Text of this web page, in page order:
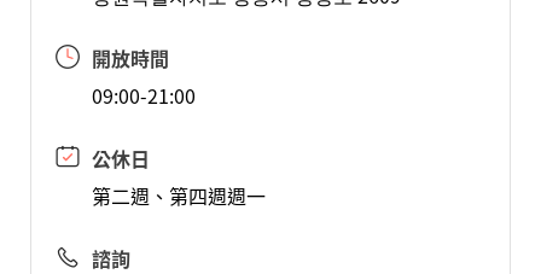
開放時間
09:00-21:00
公休日
第二週、第四週週一
諮詢